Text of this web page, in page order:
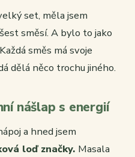
set, měla jsem
směsí. A bylo to jako
směs má svoje
dělá něco trochu jiného.
nášlap s energií
a hned jsem
loď značky. Masala